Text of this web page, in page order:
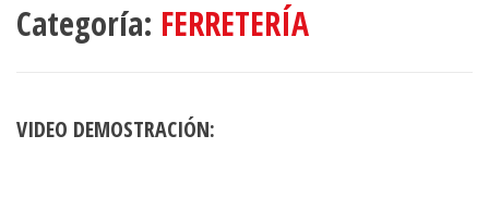
Categoría: FERRETERÍA
VIDEO DEMOSTRACIÓN: